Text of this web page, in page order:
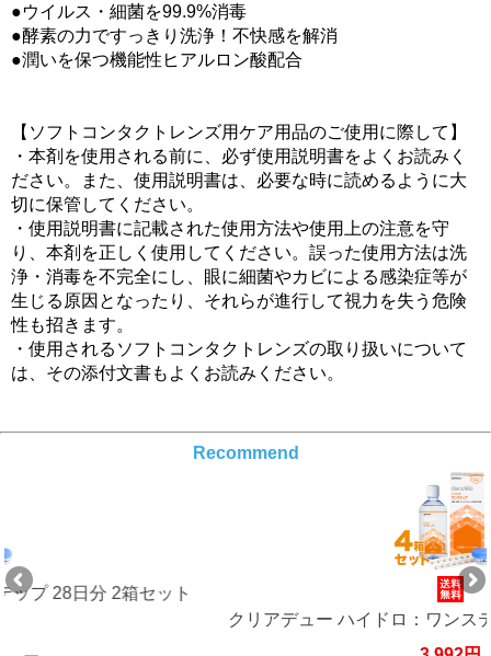
●ウイルス・細菌を99.9%消毒
●酵素の力ですっきり洗浄！不快感を解消
●潤いを保つ機能性ヒアルロン酸配合
【ソフトコンタクトレンズ用ケア用品のご使用に際して】
・本剤を使用される前に、必ず使用説明書をよくお読みく
ださい。また、使用説明書は、必要な時に読めるように大
切に保管してください。
・使用説明書に記載された使用方法や使用上の注意を守
り、本剤を正しく使用してください。誤った使用方法は洗
浄・消毒を不完全にし、眼に細菌やカビによる感染症等が
生じる原因となったり、それらが進行して視力を失う危険
性も招きます。
・使用されるソフトコンタクトレンズの取り扱いについて
は、その添付文書もよくお読みください。
Recommend
セット
クリアデュー ハイドロ：ワンステップ 28日分 4